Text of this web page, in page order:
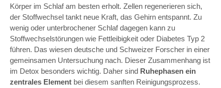
Körper im Schlaf am besten erholt. Zellen regenerieren sich,
der Stoffwechsel tankt neue Kraft, das Gehirn entspannt. Zu
wenig oder unterbrochener Schlaf dagegen kann zu
Stoffwechselstörungen wie Fettleibigkeit oder Diabetes Typ 2
führen. Das wiesen deutsche und Schweizer Forscher in einer
gemeinsamen Untersuchung nach. Dieser Zusammenhang ist
im Detox besonders wichtig. Daher sind Ruhephasen ein
zentrales Element bei diesem sanften Reinigungsprozess.